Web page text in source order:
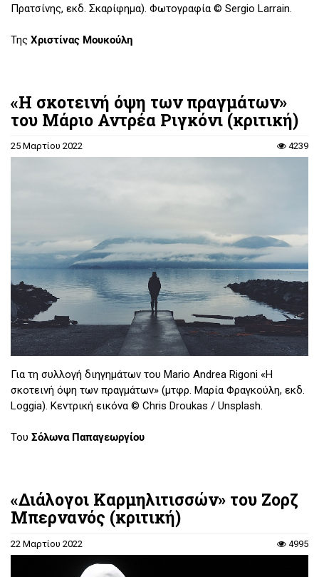
Πρατσίνης, εκδ. Σκαρίφημα). Φωτογραφία © Sergio Larrain.
Της Χριστίνας Μουκούλη
«Η σκοτεινή όψη των πραγμάτων»
του Μάριο Αντρέα Ριγκόνι (κριτική)
25 Μαρτίου 2022 4239
Για τη συλλογή διηγημάτων του Mario Andrea Rigoni «Η
σκοτεινή όψη των πραγμάτων» (μτφρ. Μαρία Φραγκούλη, εκδ.
Loggia). Κεντρική εικόνα © Chris Droukas / Unsplash.
Του Σόλωνα Παπαγεωργίου
«Διάλογοι Καρμηλιτισσών» του Ζορζ
Μπερνανός (κριτική)
22 Μαρτίου 2022 4995